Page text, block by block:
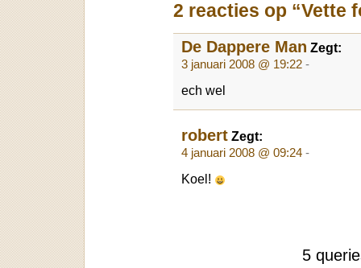
2 reacties op “Vette
De Dappere Man Zegt:
3 januari 2008 @ 19:22 -
ech wel
robert Zegt:
4 januari 2008 @ 09:24 -
Koel!
5